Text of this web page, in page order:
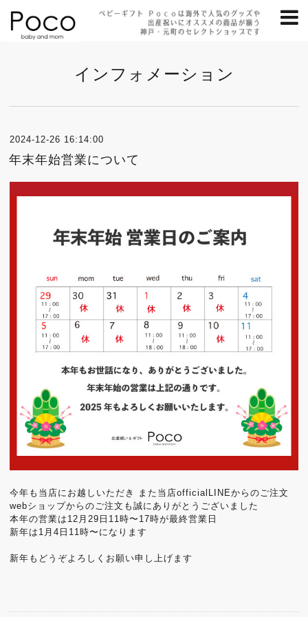
インフォメーション
2024-12-26 16:14:00
年末年始営業について
今年も当店にお越しいただき また当店officialLINEからのご注文
webショップからのご注文も誠にありがとうございました
本年の営業は12月29日11時〜17時が最終営業日
新年は1月4日11時〜になります
新年もどうぞよろしくお願い申し上げます